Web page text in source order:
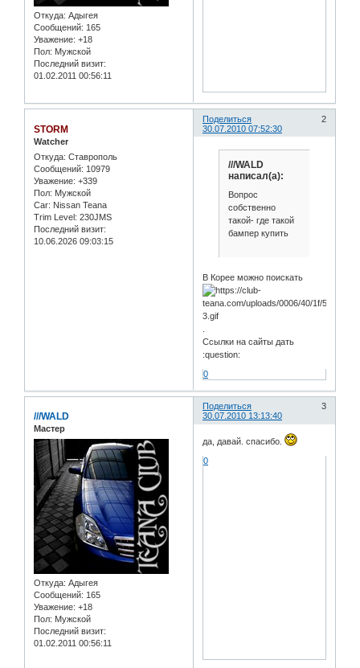
Откуда: Адыгея
Сообщений: 165
Уважение: +18
Пол: Мужской
Последний визит:
01.02.2011 00:56:11
Поделиться
2
30.07.2010 07:52:30
STORM
Watcher
Откуда: Ставрополь
Сообщений: 10979
Уважение: +339
Пол: Мужской
Car: Nissan Teana
Trim Level: 230JMS
Последний визит:
10.06.2026 09:03:15
///WALD
написал(а):
Вопрос
собственно
такой- где такой
бампер купить
В Корее можно поискать
Ссылки на сайты дать
:question:
0
Поделиться
3
30.07.2010 13:13:40
///WALD
Мастер
Откуда: Адыгея
Сообщений: 165
Уважение: +18
Пол: Мужской
Последний визит:
01.02.2011 00:56:11
да, давай. спасибо.
0